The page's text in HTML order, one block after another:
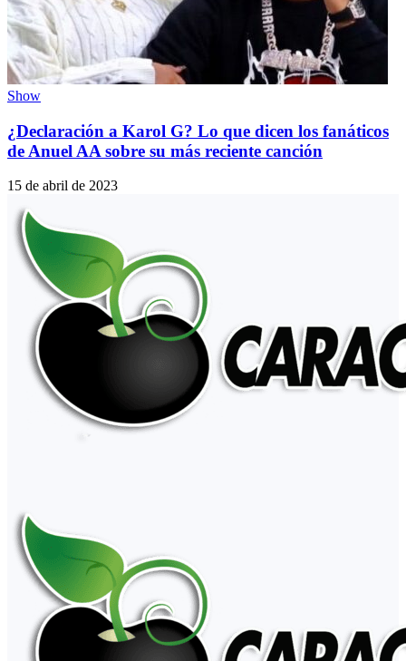
Show
¿Declaración a Karol G? Lo que dicen los fanáticos
de Anuel AA sobre su más reciente canción
15 de abril de 2023